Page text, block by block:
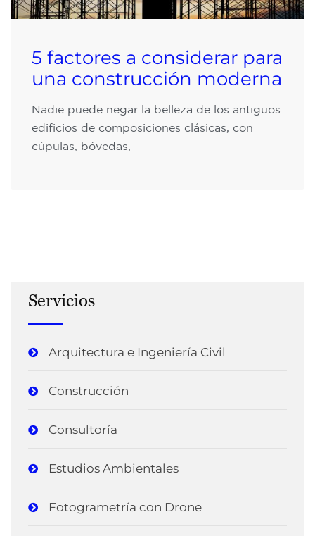
5 factores a considerar para
una construcción moderna
Nadie puede negar la belleza de los antiguos
edificios de composiciones clásicas, con
cúpulas, bóvedas,
Servicios
Arquitectura e Ingeniería Civil
Construcción
Consultoría
Estudios Ambientales
Fotogrametría con Drone